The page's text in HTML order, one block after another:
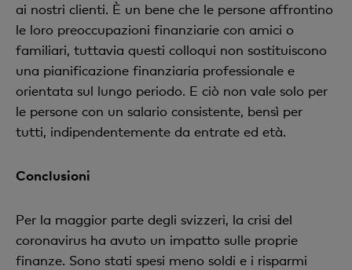
ai nostri clienti. È un bene che le persone affrontino
le loro preoccupazioni finanziarie con amici o
familiari, tuttavia questi colloqui non sostituiscono
una pianificazione finanziaria professionale e
orientata sul lungo periodo. E ciò non vale solo per
le persone con un salario consistente, bensì per
tutti, indipendentemente da entrate ed età.
Conclusioni
Per la maggior parte degli svizzeri, la crisi del
coronavirus ha avuto un impatto sulle proprie
finanze. Sono stati spesi meno soldi e i risparmi